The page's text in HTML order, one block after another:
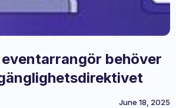
behöver
June 18, 2025